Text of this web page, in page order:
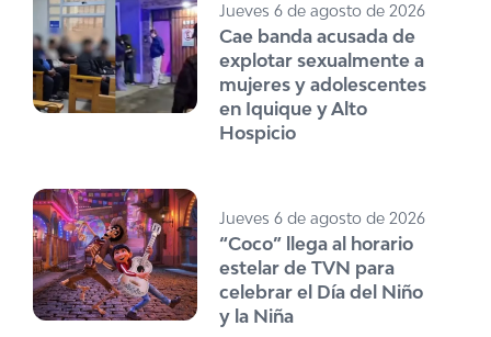
Jueves 6 de agosto de 2026
Cae banda acusada de
explotar sexualmente a
mujeres y adolescentes
en Iquique y Alto
Hospicio
Jueves 6 de agosto de 2026
“Coco” llega al horario
estelar de TVN para
celebrar el Día del Niño
y la Niña